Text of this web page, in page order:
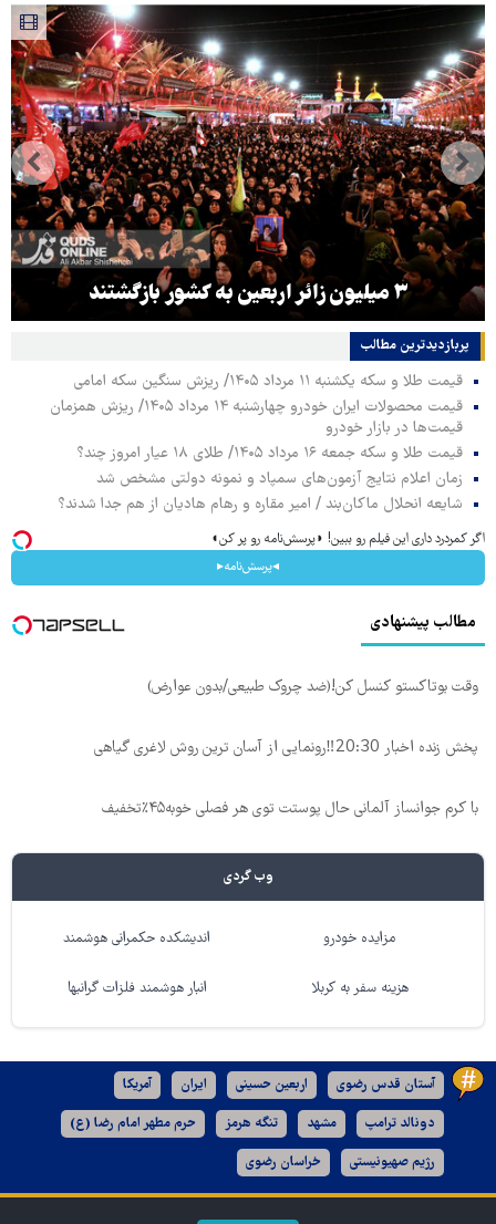
۳ میلیون زائر اربعین به کشور بازگشتند
پربازدیدترین‌ مطالب
قیمت طلا و سکه یکشنبه ۱۱ مرداد ۱۴۰۵/ ریزش سنگین سکه امامی
قیمت محصولات ایران خودرو چهارشنبه ۱۴ مرداد ۱۴۰۵/ ریزش همزمان
قیمت‌ها در بازار خودرو
قیمت طلا و سکه جمعه ۱۶ مرداد ۱۴۰۵/ طلای ۱۸ عیار امروز چند؟
زمان اعلام نتایج آزمون‌های سمپاد و نمونه دولتی مشخص شد
شایعه انحلال ماکان‌بند / امیر مقاره و رهام هادیان از هم جدا شدند؟
اگر کمردرد داری این فیلم رو ببین! ◗پرسش‌نامه رو پر کن◖
◂پرسش‌نامه▸
مطالب پیشنهادی
وقت بوتاکستو کنسل کن!(ضد چروک طبیعی/بدون عوارض)
پخش زنده اخبار 20:30‼️رونمایی از آسان ترین روش لاغری گیاهی
با کرم جوانساز آلمانی حال پوستت توی هر فصلی خوبه۴۵٪تخفیف
وب گردی
مزایده خودرو اندیشکده حکمرانی هوشمند
هزینه سفر به کربلا انبار هوشمند فلزات گرانبها
آستان قدس رضوی اربعین حسینی ایران آمریکا
دونالد ترامپ مشهد تنگه هرمز حرم مطهر امام رضا (ع)
رژیم صهیونیستی خراسان رضوی